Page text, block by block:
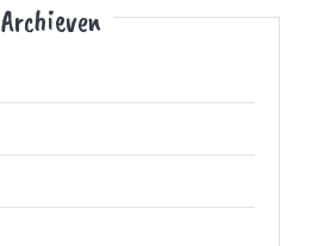
Archieven